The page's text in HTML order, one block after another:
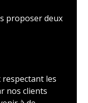
proposer deux
les
nos clients